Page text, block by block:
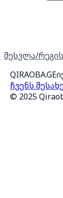
შესვლა/
QIRAOBA.GE
ჩვენს
© 2025